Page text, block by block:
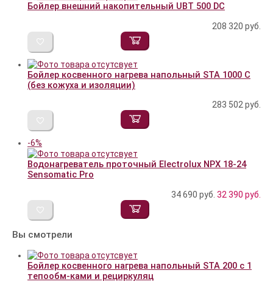
Бойлер внешний накопительный UBT 500 DC
208 320 руб.
Бойлер косвенного нагрева напольный STA 1000 С
(без кожуха и изоляции)
283 502руб.
-6%
Водонагреватель проточный Electrolux NPX 18-24
Sensomatic Pro
34 690 руб. 32 390 руб.
Вы смотрели
Бойлер косвенного нагрева напольный STA 200 с 1
тепообм-ками и рециркуляц